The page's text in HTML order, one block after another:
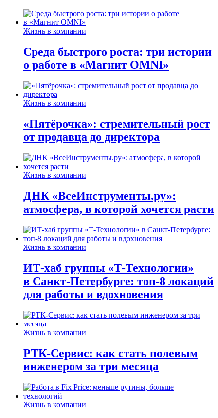
Жизнь в компании
Среда быстрого роста: три истории
о работе в «Магнит OMNI»
Жизнь в компании
«Пятёрочка»: стремительный рост
от продавца до директора
Жизнь в компании
ДНК «ВсеИнструменты.ру»:
атмосфера, в которой хочется расти
Жизнь в компании
ИТ-хаб группы «Т-Технологии»
в Санкт-Петербурге: топ-8 локаций
для работы и вдохновения
Жизнь в компании
РТК-Сервис: как стать полевым
инженером за три месяца
Жизнь в компании